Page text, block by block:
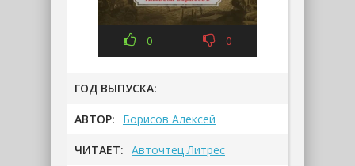
0 0
ГОД ВЫПУСКА:
АВТОР: Борисов Алексей
ЧИТАЕТ: Авточтец Литрес